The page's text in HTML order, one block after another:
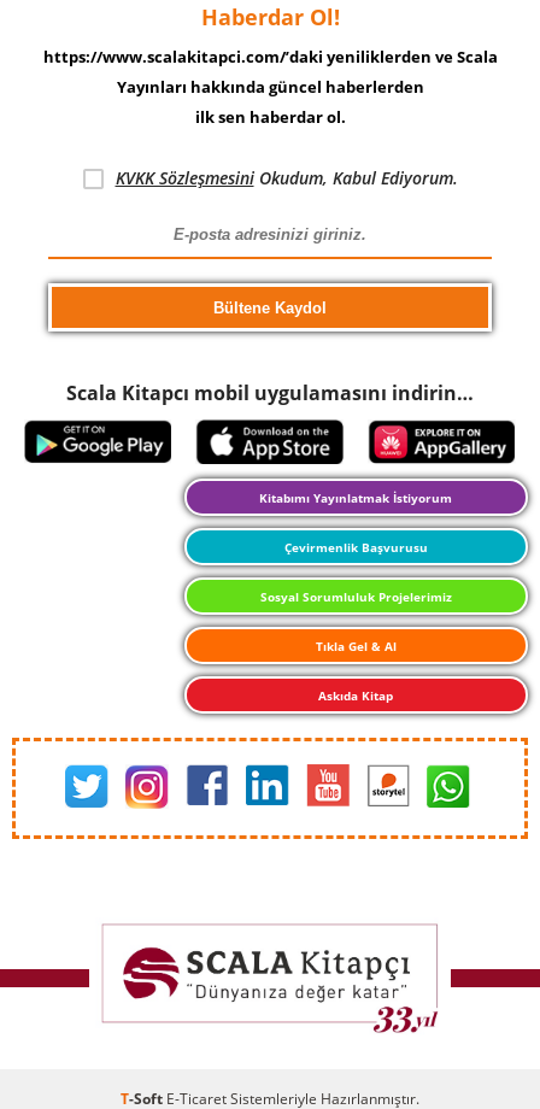
Haberdar Ol!
https://www.scalakitapci.com/’daki yeniliklerden ve Scala
Yayınları hakkında güncel haberlerden
ilk sen haberdar ol.
KVKK SözleşmesiniOkudum, Kabul Ediyorum.
Scala Kitapcı mobil uygulamasını indirin…
Kitabımı Yayınlatmak İstiyorum
Çevirmenlik Başvurusu
Sosyal Sorumluluk Projelerimiz
Tıkla Gel & Al
Askıda Kitap
T-Soft E-TicaretSistemleriyle Hazırlanmıştır.